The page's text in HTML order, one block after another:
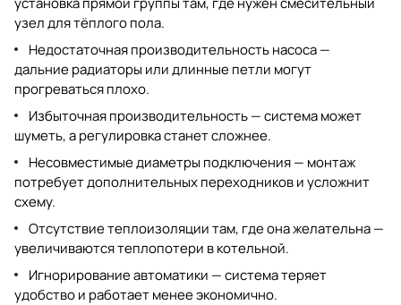
узел для тёплого пола.
Недостаточная производительность насоса —
дальние радиаторы или длинные петли могут
прогреваться плохо.
Избыточная производительность — система может
шуметь, а регулировка станет сложнее.
Несовместимые диаметры подключения — монтаж
потребует дополнительных переходников и усложнит
схему.
Отсутствие теплоизоляции там, где она желательна —
увеличиваются теплопотери в котельной.
Игнорирование автоматики — система теряет
удобство и работает менее экономично.